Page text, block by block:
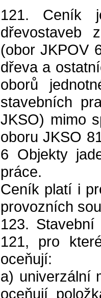
121. Ceník
dřevostaveb
(obor JKPOV
dřeva a
oborů
stavebních
JKSO) mimo
oboru JKSO
6 Objekty
práce.
Ceník platí i
provozních
123.
121, pro
oceňují:
a) univerzální
oceňují